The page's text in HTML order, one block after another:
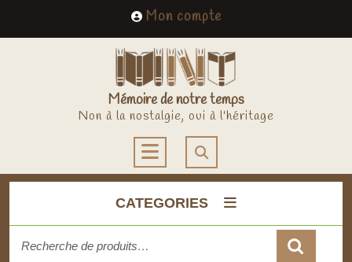
Mon compteMy
Account
Mémoire de notre temps
Non à la nostalgie, oui à l'héritage
Open
Button
CATEGORIES
pour :